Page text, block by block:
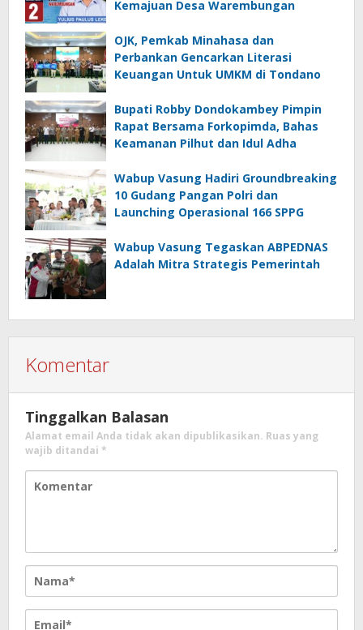
Kemajuan Desa Warembungan
OJK, Pemkab Minahasa dan
Perbankan Gencarkan Literasi
Keuangan Untuk UMKM di Tondano
Bupati Robby Dondokambey Pimpin
Rapat Bersama Forkopimda, Bahas
Keamanan Pilhut dan Idul Adha
Wabup Vasung Hadiri Groundbreaking
10 Gudang Pangan Polri dan
Launching Operasional 166 SPPG
Wabup Vasung Tegaskan ABPEDNAS
Adalah Mitra Strategis Pemerintah
Komentar
Tinggalkan Balasan
Alamat email Anda tidak akan dipublikasikan. Ruas yang
wajib ditandai *